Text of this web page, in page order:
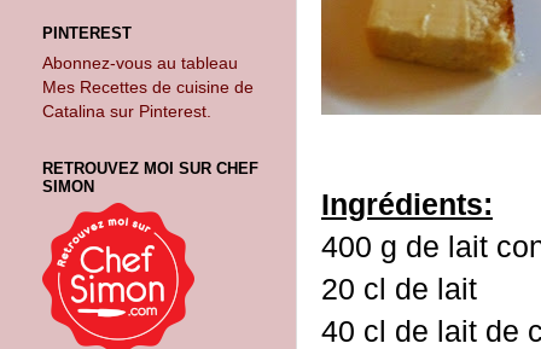
Ingrédients:
400 g de lait
20 cl de lait
40 cl de lait de
PINTEREST
Abonnez-vous au tableau
Mes Recettes de cuisine de
Catalina sur Pinterest.
RETROUVEZ MOI SUR CHEF
SIMON